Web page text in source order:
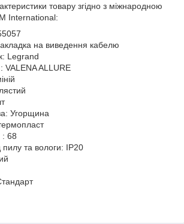
товару згідно з міжнародною
International:
на виведення кабелю
Legrand
VALENA ALLURE
Угорщина
: 68
пилу та вологи: IP20